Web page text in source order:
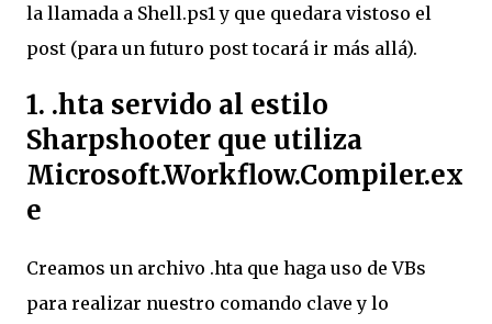
la llamada a Shell.ps1 y que quedara vistoso el
post (para un futuro post tocará ir más allá).
1. .hta servido al estilo
Sharpshooter que utiliza
Microsoft.Workflow.Compiler.ex
e
Creamos un archivo .hta que haga uso de VBs
para realizar nuestro comando clave y lo